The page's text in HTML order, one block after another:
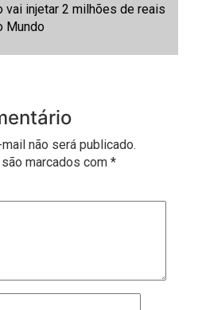
vai injetar 2 milhões de reais
Mundo
não será publicado.
marcados com *